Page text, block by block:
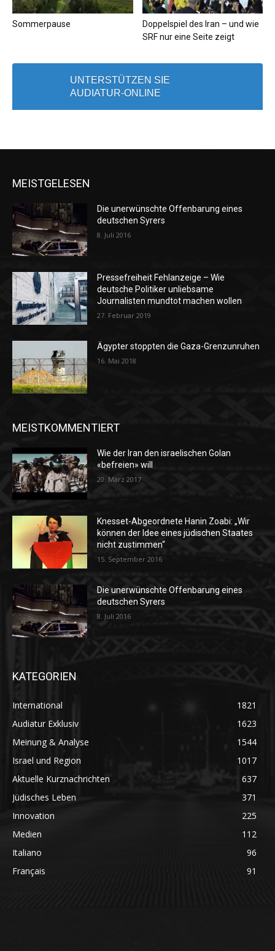
Sommerpause
Doppelspiel des Iran – und wie
SRF nur eine Seite zeigt
UNTERSTÜTZEN SIE
AUDIATUR-ONLINE
MEISTGELESEN
Die unerwünschte Offenbarung eines
deutschen Syrers
8. Juli 2016
Pressefreiheit Fehlanzeige – Wie
deutsche Politiker unliebsame
Journalisten mundtot machen wollen
27. Februar 2019
Ägypter stoppten die Gaza-Grenzunruhen
16. Mai 2018
MEISTKOMMENTIERT
Wie der Iran den israelischen Golan
«befreien» will
20. März 2017
Knesset-Abgeordnete Hanin Zoabi: „Wir
können der Idee eines jüdischen Staates
nicht zustimmen“
15. September 2016
Die unerwünschte Offenbarung eines
deutschen Syrers
8. Juli 2016
KATEGORIEN
International
1821
Audiatur Exklusiv
1623
Meinung & Analyse
1544
Israel und Region
1017
Aktuelle Kurznachrichten
637
Jüdisches Leben
371
Innovation
225
Medien
112
Italiano
96
Français
91